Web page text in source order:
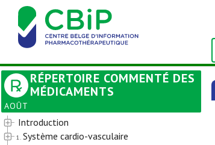
RÉPERTOIRE COMMENTÉ DES
MÉDICAMENTS
AOÛT
Introduction
1. Système cardio-vasculaire